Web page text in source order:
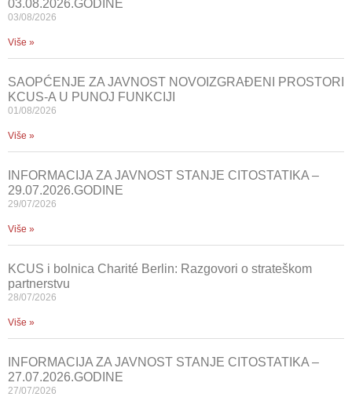
03.08.2026.GODINE
03/08/2026
Više »
SAOPĆENJE ZA JAVNOST NOVOIZGRAĐENI PROSTORI
KCUS-A U PUNOJ FUNKCIJI
01/08/2026
Više »
INFORMACIJA ZA JAVNOST STANJE CITOSTATIKA –
29.07.2026.GODINE
29/07/2026
Više »
KCUS i bolnica Charité Berlin: Razgovori o strateškom
partnerstvu
28/07/2026
Više »
INFORMACIJA ZA JAVNOST STANJE CITOSTATIKA –
27.07.2026.GODINE
27/07/2026